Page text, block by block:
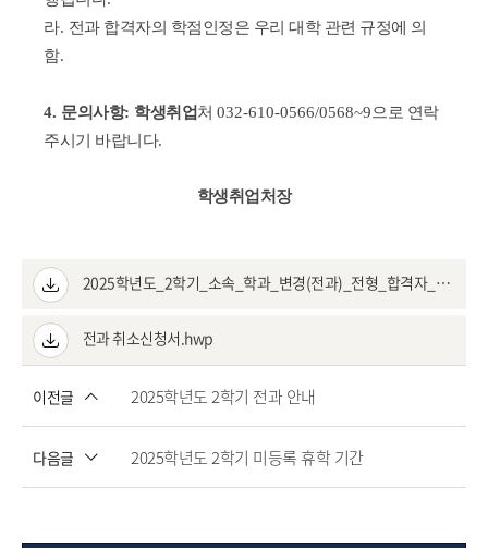
라. 전과 합격자의 학점인정은 우리 대학 관련 규정에 의
함.
4. 문의사항: 학생취업처 032-610-0566/0568~9으로 연락
주시기 바랍니다.
학생취업처장
2025학년도_2학기_소속_학과_변경(전과)_전형_합격자_명단.hwp
전과 취소신청서.hwp
이전글 2025학년도 2학기 전과 안내
다음글 2025학년도 2학기 미등록 휴학 기간